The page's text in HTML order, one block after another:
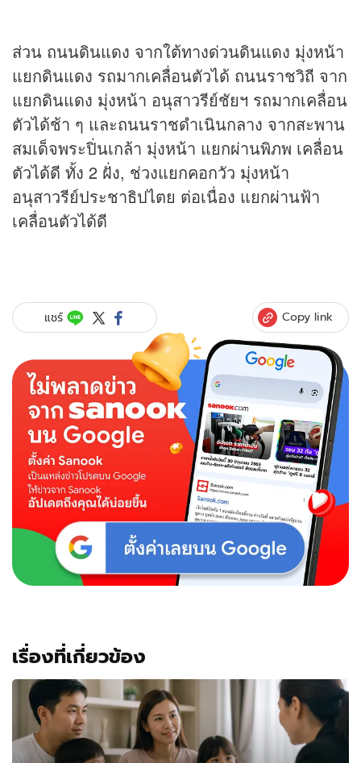
ส่วน ถนนดินแดง จากใต้ทางด่วนดินแดง มุ่งหน้า
แยกดินแดง รถมากเคลื่อนตัวได้ ถนนราชวิถี จาก
แยกดินแดง มุ่งหน้า อนุสาวรีย์ชัยฯ รถมากเคลื่อน
ตัวได้ช้า ๆ และถนนราชดำเนินกลาง จากสะพาน
สมเด็จพระปิ่นเกล้า มุ่งหน้า แยกผ่านพิภพ เคลื่อน
ตัวได้ดี ทั้ง 2 ฝั่ง, ช่วงแยกคอกวัว มุ่งหน้า
อนุสาวรีย์ประชาธิปไตย ต่อเนื่อง แยกผ่านฟ้า
เคลื่อนตัวได้ดี
แชร์ Copy link
เรื่องที่เกี่ยวข้อง